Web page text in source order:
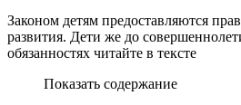
Законом детям предоставляются
развития. Дети же до
обязанностях читайте в тексте
Показать содержание